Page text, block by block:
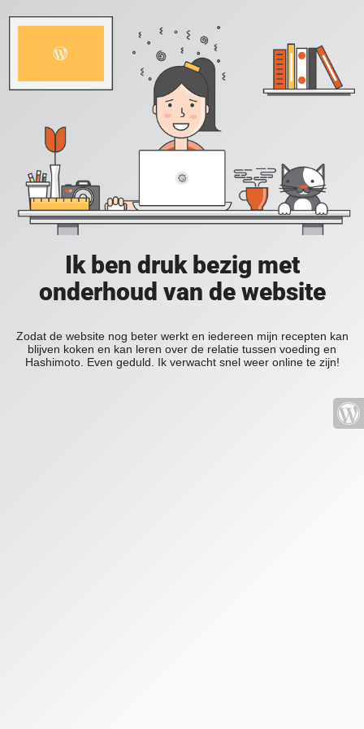
Ik ben druk bezig met
onderhoud van de website
Zodat de website nog beter werkt en iedereen mijn recepten kan
blijven koken en kan leren over de relatie tussen voeding en
Hashimoto. Even geduld. Ik verwacht snel weer online te zijn!